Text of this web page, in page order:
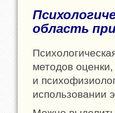
область
методов
и
использовании